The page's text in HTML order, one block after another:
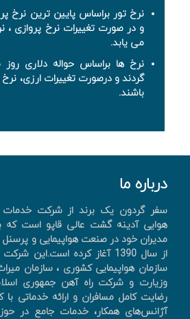
نرخ تور براساس پایین ترین نرخ
و در صورت تغییرات نرخ پروازی ،
می یابد.
نرخ ها براساس حواله دلاری
گردند و درصورت تغییرات ارزی،
باشند.
درباره ما
سفر گردون یک برند از شرکت خدمات
هوایی آدینه گشت عالی قاپو است که
مدیران خود در صنعت هواپیمایی و پرسنل
از سال 1390 آغاز کرده است.این
سازمان هواپیمایی کشوری ، سازمان
وزیارت و شرکت راه آهن جمهوری
رضایت کامل مسافران و ارائه خدماتی
آژانس‌های همکار، خدمات جامع در حوزه